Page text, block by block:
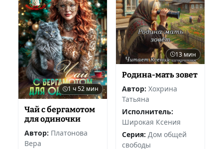
1 ч 52 мин
Чай с бергамотом
для одиночки
Автор: Платонова
Вера
13 мин
Родина-мать зовет
Автор: Хохрина
Татьяна
Исполнитель:
Широкая Ксения
Серия: Дом общей
свободы